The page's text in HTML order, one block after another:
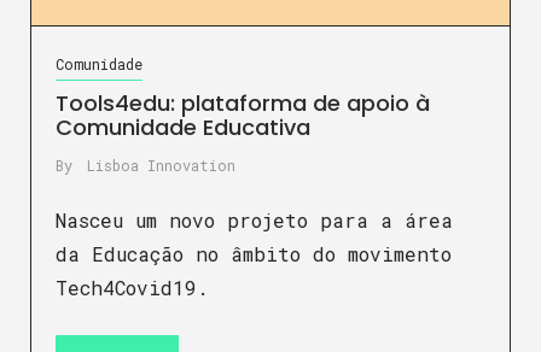
Comunidade
Tools4edu: plataforma de apoio à
Comunidade Educativa
By Lisboa Innovation
Nasceu um novo projeto para a área
da Educação no âmbito do movimento
Tech4Covid19.